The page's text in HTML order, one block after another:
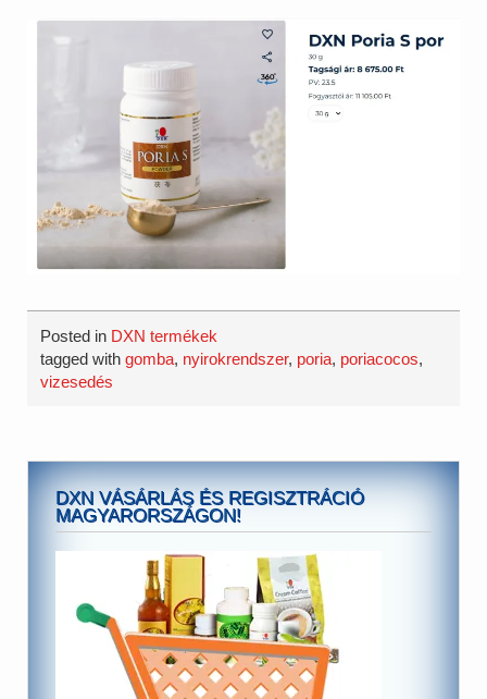
Posted in DXN termékek
tagged withgomba, nyirokrendszer, poria, poriacocos,
vizesedés
DXN VÁSÁRLÁS ÉS REGISZTRÁCIÓ
MAGYARORSZÁGON!